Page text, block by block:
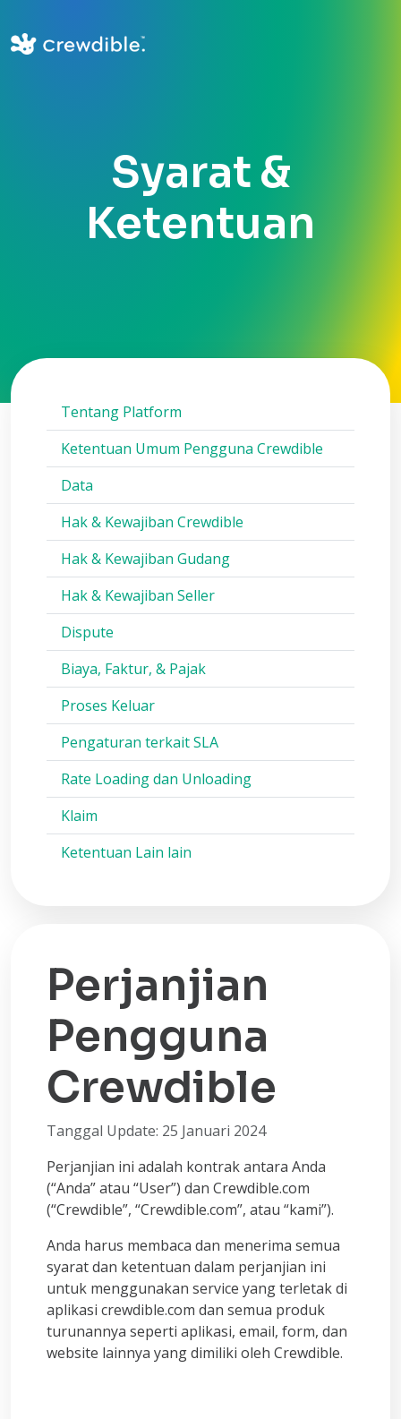
Syarat &
Ketentuan
Tentang Platform
Ketentuan Umum Pengguna Crewdible
Data
Hak & Kewajiban Crewdible
Hak & Kewajiban Gudang
Hak & Kewajiban Seller
Dispute
Biaya, Faktur, & Pajak
Proses Keluar
Pengaturan terkait SLA
Rate Loading dan Unloading
Klaim
Ketentuan Lain lain
Perjanjian
Pengguna
Crewdible
Tanggal Update: 25 Januari 2024
Perjanjian ini adalah kontrak antara Anda
(“Anda” atau “User”) dan Crewdible.com
(“Crewdible”, “Crewdible.com”, atau “kami”).
Anda harus membaca dan menerima semua
syarat dan ketentuan dalam perjanjian ini
untuk menggunakan service yang terletak di
aplikasi crewdible.com dan semua produk
turunannya seperti aplikasi, email, form, dan
website lainnya yang dimiliki oleh Crewdible.